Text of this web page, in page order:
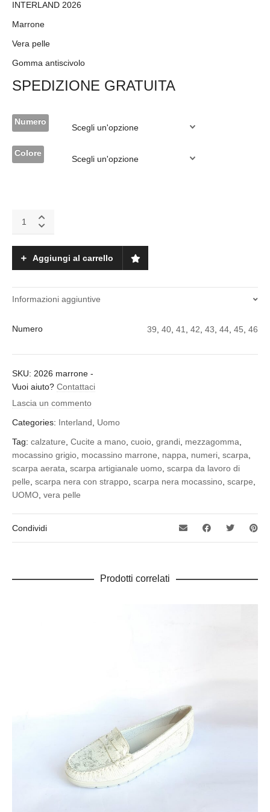
INTERLAND 2026
Marrone
Vera pelle
Gomma antiscivolo
SPEDIZIONE GRATUITA
Numero
Colore
Interland
calzature
quantity
Aggiungi al carrello
Informazioni aggiuntive
Numero 39, 40, 41, 42, 43, 44, 45, 46
SKU: 2026 marrone -
Vuoi aiuto? Contattaci
Lascia un commento
Categories: Interland, Uomo
Tag: calzature, Cucite a mano, cuoio, grandi, mezzagomma,
mocassino grigio, mocassino marrone, nappa, numeri, scarpa,
scarpa aerata, scarpa artigianale uomo, scarpa da lavoro di
pelle, scarpa nera con strappo, scarpa nera mocassino, scarpe,
UOMO, vera pelle
Condividi
Prodotti correlati